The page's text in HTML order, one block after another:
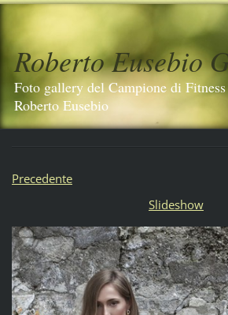
Roberto Eusebio
Foto gallery del Campione di Fitness
Roberto Eusebio
Precedente
Slideshow